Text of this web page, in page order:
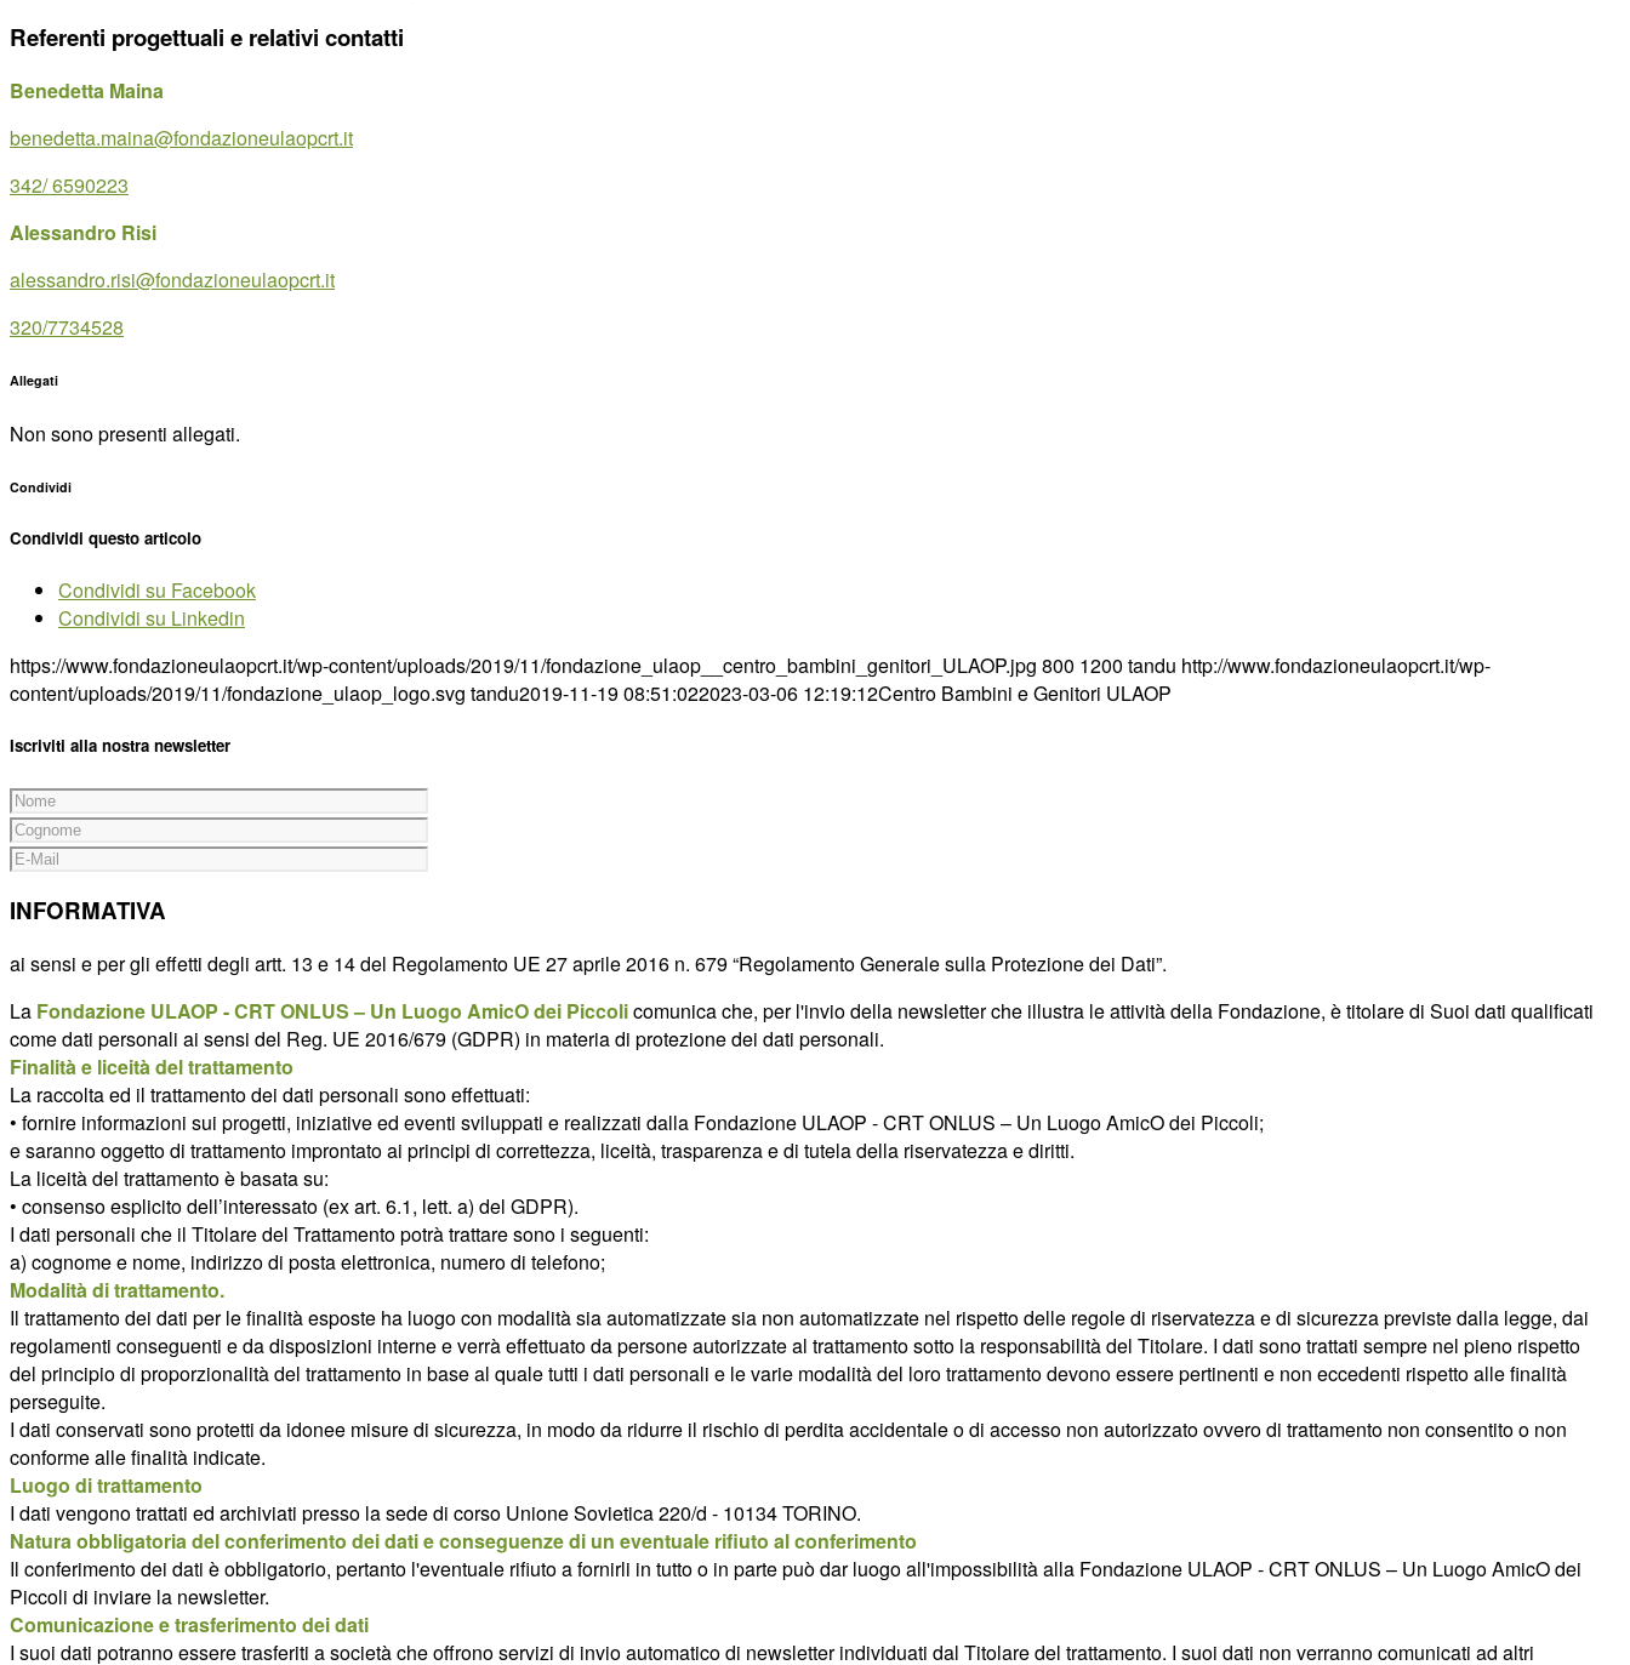
Referenti progettuali e relativi contatti
Benedetta Maina
benedetta.maina@fondazioneulaopcrt.it
342/ 6590223
Alessandro Risi
alessandro.risi@fondazioneulaopcrt.it
320/7734528
Allegati
Non sono presenti allegati.
Condividi
Condividi questo articolo
Condividi su Facebook
Condividi su Linkedin
https://www.fondazioneulaopcrt.it/wp-content/uploads/2019/11/fondazione_ulaop__centro_bambini_genitori_ULAOP.jpg 800 1200 tandu http://www.fondazioneulaopcrt.it/wp-
content/uploads/2019/11/fondazione_ulaop_logo.svg tandu2019-11-19 08:51:022023-03-06 12:19:12Centro Bambini e Genitori ULAOP
Iscriviti alla nostra newsletter
INFORMATIVA
ai sensi e per gli effetti degli artt. 13 e 14 del Regolamento UE 27 aprile 2016 n. 679 “Regolamento Generale sulla Protezione dei Dati”.
La Fondazione ULAOP - CRT ONLUS – Un Luogo AmicO dei Piccolicomunica che, per l'invio della newsletter che illustra le attività della Fondazione, è titolare di Suoi dati qualificati
come dati personali ai sensi del Reg. UE 2016/679 (GDPR) in materia di protezione dei dati personali.
Finalità e liceità del trattamento
La raccolta ed il trattamento dei dati personali sono effettuati:
• fornire informazioni sui progetti, iniziative ed eventi sviluppati e realizzati dalla Fondazione ULAOP - CRT ONLUS – Un Luogo AmicO dei Piccoli;
e saranno oggetto di trattamento improntato ai principi di correttezza, liceità, trasparenza e di tutela della riservatezza e diritti.
La liceità del trattamento è basata su:
• consenso esplicito dell’interessato (ex art. 6.1, lett. a) del GDPR).
I dati personali che il Titolare del Trattamento potrà trattare sono i seguenti:
a) cognome e nome, indirizzo di posta elettronica, numero di telefono;
Modalità di trattamento.
Il trattamento dei dati per le finalità esposte ha luogo con modalità sia automatizzate sia non automatizzate nel rispetto delle regole di riservatezza e di sicurezza previste dalla legge, dai
regolamenti conseguenti e da disposizioni interne e verrà effettuato da persone autorizzate al trattamento sotto la responsabilità del Titolare. I dati sono trattati sempre nel pieno rispetto
del principio di proporzionalità del trattamento in base al quale tutti i dati personali e le varie modalità del loro trattamento devono essere pertinenti e non eccedenti rispetto alle finalità
perseguite.
I dati conservati sono protetti da idonee misure di sicurezza, in modo da ridurre il rischio di perdita accidentale o di accesso non autorizzato ovvero di trattamento non consentito o non
conforme alle finalità indicate.
Luogo di trattamento
I dati vengono trattati ed archiviati presso la sede di corso Unione Sovietica 220/d - 10134 TORINO.
Natura obbligatoria del conferimento dei dati e conseguenze di un eventuale rifiuto al conferimento
Il conferimento dei dati è obbligatorio, pertanto l'eventuale rifiuto a fornirli in tutto o in parte può dar luogo all'impossibilità alla Fondazione ULAOP - CRT ONLUS – Un Luogo AmicO dei
Piccoli di inviare la newsletter.
Comunicazione e trasferimento dei dati
I suoi dati potranno essere trasferiti a società che offrono servizi di invio automatico di newsletter individuati dal Titolare del trattamento. I suoi dati non verranno comunicati ad altri